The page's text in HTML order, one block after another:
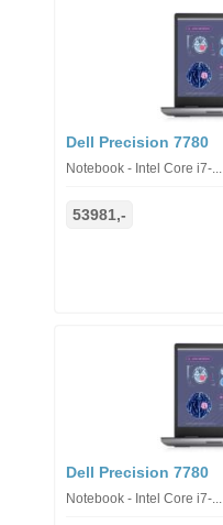
Dell Precision 7780
Notebook - Intel Core i7-...
53981,-
Dell Precision 7780
Notebook - Intel Core i7-...